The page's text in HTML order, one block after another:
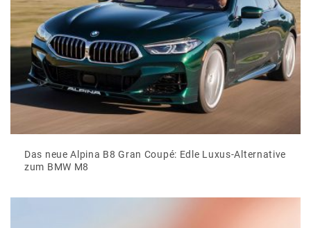
Das neue Alpina B8 Gran Coupé: Edle Luxus-Alternative
zum BMW M8